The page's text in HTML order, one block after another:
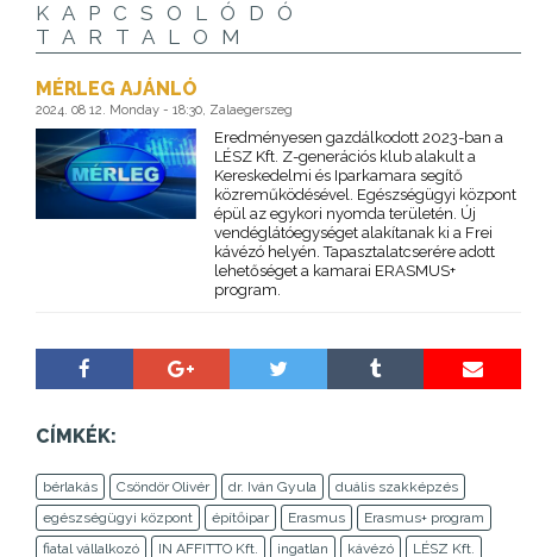
KAPCSOLÓDÓ
TARTALOM
MÉRLEG AJÁNLÓ
2024. 08 12. Monday - 18:30, Zalaegerszeg
Eredményesen gazdálkodott 2023-ban a
LÉSZ Kft. Z-generációs klub alakult a
Kereskedelmi és Iparkamara segítő
közreműködésével. Egészségügyi központ
épül az egykori nyomda területén. Új
vendéglátóegységet alakítanak ki a Frei
kávézó helyén. Tapasztalatcserére adott
lehetőséget a kamarai ERASMUS+
program.
CÍMKÉK:
bérlakás Csöndör Olivér dr. Iván Gyula
duális szakképzés
egészségügyi központ
építőipar Erasmus
Erasmus+ program
fiatal vállalkozó
IN AFFITTO Kft. ingatlan kávézó
LÉSZ Kft.